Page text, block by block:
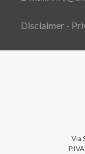
Disclaimer -
Via